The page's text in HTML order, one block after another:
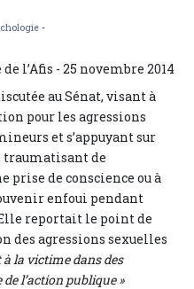
-
l’Afis - 25 novembre 2014
au Sénat, visant à
pour les agressions
et s’appuyant sur
traumatisant de
prise de conscience ou à
enfoui pendant
reportait le point de
des agressions sexuelles
la victime dans des
l’action publique »